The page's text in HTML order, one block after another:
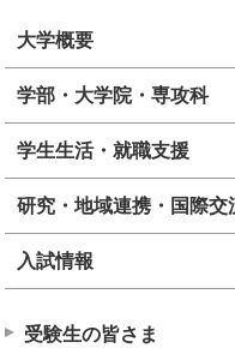
大学概要
学部・大学院・専攻科
学生生活・就職支援
研究・地域連携・国際交
入試情報
受験生の皆さま